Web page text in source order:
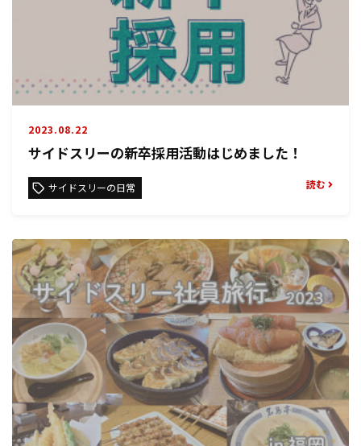
2023.08.22
サイドスリーの新卒採用活動はじめました！
サイドスリーの日常 読む